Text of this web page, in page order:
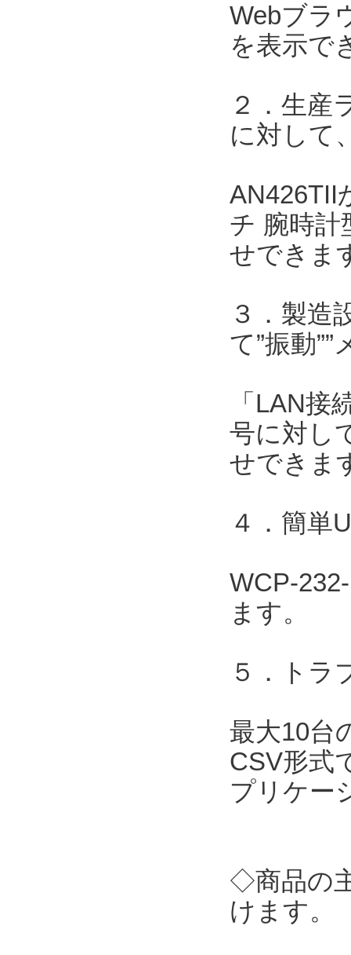
Webブラ
を表示で
２．生産
に対して
AN426TII
チ 腕時計
せできま
３．製造
て”振動
「LAN
号に対し
せできま
４．簡単
WCP-
ます。
５．トラ
最大10台
CSV形式
プリケー
◇商品の
けます。